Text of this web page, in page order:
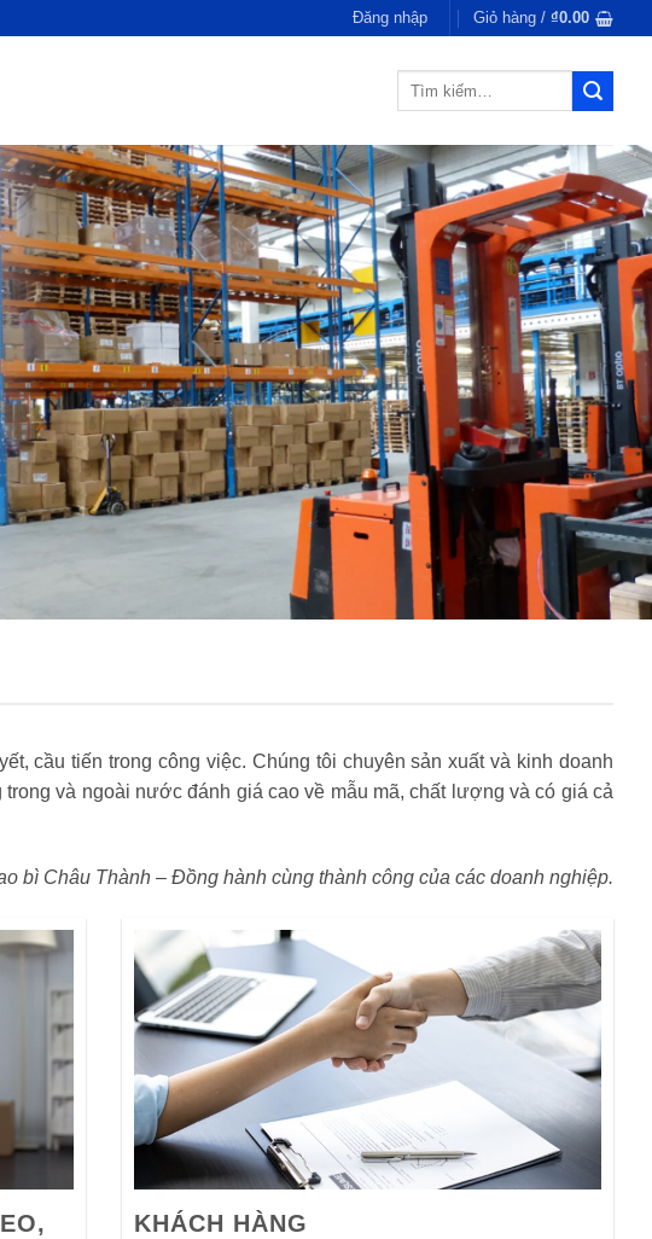
Đăng nhập Giỏ hàng / ₫0.00
Tìm
cầu tiến trong công việc. Chúng tôi chuyên sản xuất và kinh doanh
và ngoài nước đánh giá cao về mẫu mã, chất lượng và có giá cả
bì Châu Thành – Đồng hành cùng thành công của các doanh nghiệp.
KHÁCH HÀNG